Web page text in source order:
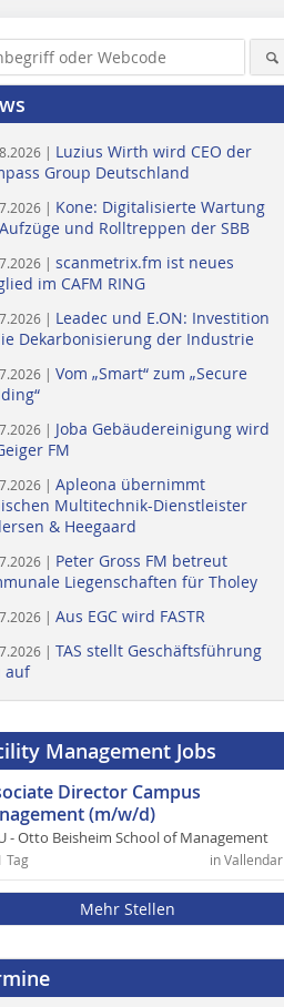
| Luzius Wirth wird CEO der
Group Deutschland
| Kone: Digitalisierte Wartung
und Rolltreppen der SBB
| scanmetrix.fm ist neues
im CAFM RING
| Leadec und E.ON: Investition
Dekarbonisierung der Industrie
| Vom „Smart“ zum „Secure
| Joba Gebäudereinigung wird
FM
| Apleona übernimmt
Multitechnik-Dienstleister
& Heegaard
| Peter Gross FM betreut
Liegenschaften für Tholey
| Aus EGC wird FASTR
| TAS stellt Geschäftsführung
auf
Management Jobs
Director Campus
(m/w/d)
- Otto Beisheim School of Management
in Vallendar
Tag
Mehr Stellen